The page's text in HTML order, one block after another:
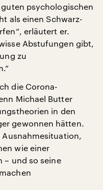
psychologischen
als einen Schwarz-
erläutert er.
Abstufungen gibt,
zu
die Corona-
Michael Butter
in den
gewonnen hätten.
Ausnahmesituation,
wie einer
– und so seine